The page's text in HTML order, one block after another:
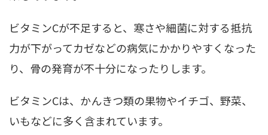
ビタミンCが不足すると、寒さや細菌に対する抵抗
力が下がってカゼなどの病気にかかりやすくなった
り、骨の発育が不十分になったりします。
ビタミンCは、かんきつ類の果物やイチゴ、野菜、
いもなどに多く含まれています。